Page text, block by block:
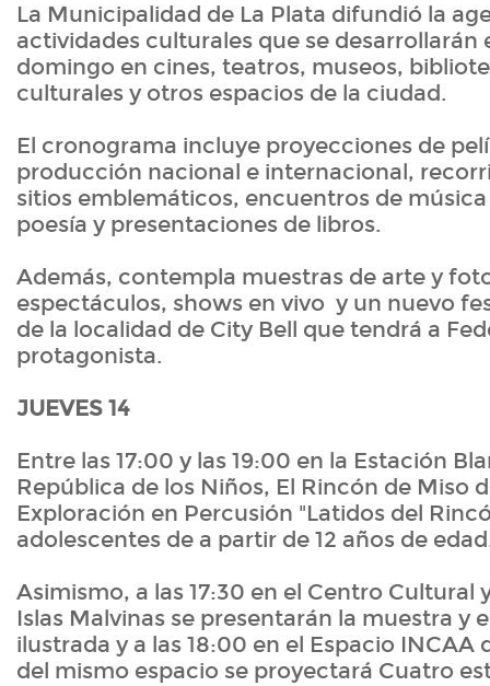
La Municipalidad de La Plata difundió la
actividades culturales que se desarrollarán
domingo en cines, teatros, museos,
culturales y otros espacios de la ciudad.
El cronograma incluye proyecciones de
producción nacional e internacional,
sitios emblemáticos, encuentros de
poesía y presentaciones de libros.
Además, contempla muestras de arte y
espectáculos, shows en vivo y un nuevo
de la localidad de City Bell que tendrá a
protagonista.
JUEVES 14
Entre las 17:00 y las 19:00 en la Estación
República de los Niños, El Rincón de Miso
Exploración en Percusión "Latidos del
adolescentes de a partir de 12 años de
Asimismo, a las 17:30 en el Centro Cultural
Islas Malvinas se presentarán la muestra y
ilustrada y a las 18:00 en el Espacio INCAA
del mismo espacio se proyectará Cuatro